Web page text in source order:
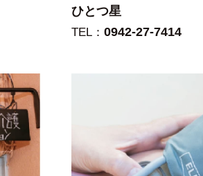
ひとつ星
TEL： 0942-27-7414